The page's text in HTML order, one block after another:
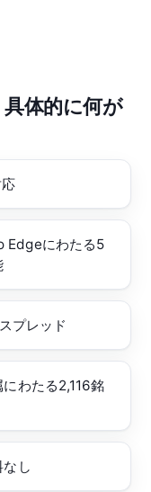
体的に何が
Edgeにわたる5
プレッド
わたる2,116銘
し